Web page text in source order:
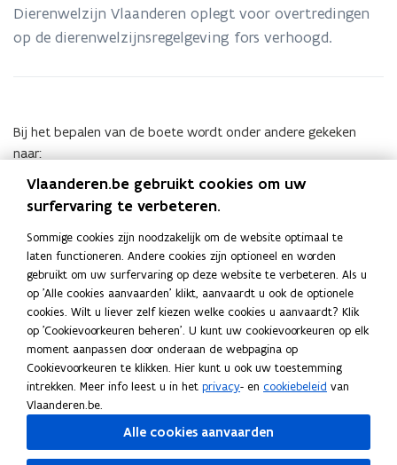
januari
2026:
hogere
op
dierenwelzijn
Dierenwelzijn Vlaanderen oplegt voor overtredingen
op de dierenwelzijnsregelgeving fors verhoogd.
Bij het bepalen van de boete wordt onder andere gekeken
naar:
De ernst van de overtreding)
De frequentie (recidive of eerdere overtredingen)
De omstandigheden (bv. het uitvoeren van maatregelen)
Boetes kunnen variëren tussen 26 euro en 100.000 euro,
verhoogd met deopdeciemen
(
o
p
e
n
d
e
f
.
Meer info: Wat gebeurt er bij inbreuken op de
dierenwelzijnsregelgeving?
Deel deze pagina
Vlaanderen.be gebruikt cookies om uw
surfervaring te verbeteren.
Sommige cookies zijn noodzakelijk om de website optimaal te
laten functioneren. Andere cookies zijn optioneel en worden
gebruikt om uw surfervaring op deze website te verbeteren. Als u
op 'Alle cookies aanvaarden' klikt, aanvaardt u ook de optionele
cookies. Wilt u liever zelf kiezen welke cookies u aanvaardt? Klik
op 'Cookievoorkeuren beheren'. U kunt uw cookievoorkeuren op elk
moment aanpassen door onderaan de webpagina op
Cookievoorkeuren te klikken. Hier kunt u ook uw toestemming
intrekken. Meer info leest u in het privacy- en cookiebeleid van
Vlaanderen.be.
Alle cookies aanvaarden